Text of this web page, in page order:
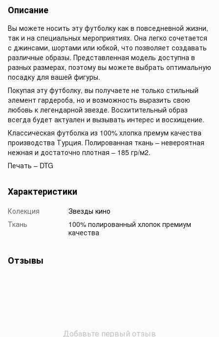
Описание
Вы можете носить эту футболку как в повседневной жизни,
так и на специальных мероприятиях. Она легко сочетается
с джинсами, шортами или юбкой, что позволяет создавать
различные образы. Представленная модель доступна в
разных размерах, поэтому вы можете выбрать оптимальную
посадку для вашей фигуры.
Покупая эту футболку, вы получаете не только стильный
элемент гардероба, но и возможность выразить свою
любовь к легендарной звезде. Восхитительный образ
всегда будет актуален и вызывать интерес и восхищение.
Классическая футболка из 100% хлопка премум качества
производства Турция. Полированная ткань – невероятная
нежная и достаточно плотная – 185 гр/м2.
Печать – DTG
Характеристики
Колекция
Звезды кино
Ткань
100% полированный хлопок премиум
качества
Отзывы
Добавьте первый отзыв